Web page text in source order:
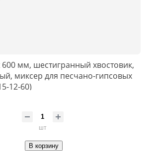
600 мм, шестигранный хвостовик,
миксер для песчано-гипсовых
12-60)
шт
В корзину